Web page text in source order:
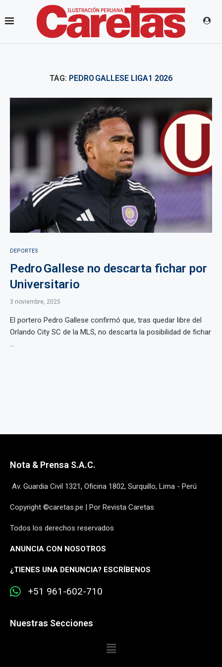
TAG: PEDRO GALLESE LIGA1 2026
DEPORTES
Pedro Gallese no descarta fichar por
Universitario
3 noviembre, 2025
El portero Pedro Gallese confirmó que, tras quedar libre del
Orlando City SC de la MLS, no descarta la posibilidad de fichar
...
Nota & Prensa S.A.C.
Av. Guardia Civil 1321, Oficina 1802, Surquillo, Lima - Perú
Copyright ©caretas.pe | Por Revista Caretas
Todos los derechos reservados
ANUNCIA CON NOSOTROS
¿TIENES UNA DENUNCIA? ESCRÍBENOS
+51 961-602-710
Nuestras Secciones